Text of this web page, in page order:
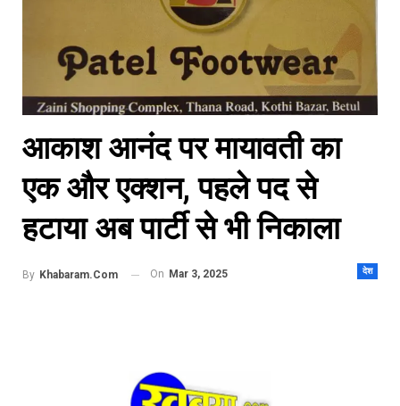
आकाश आनंद पर मायावती का
एक और एक्शन, पहले पद से
हटाया अब पार्टी से भी निकाला
देश
By Khabaram.Com On Mar 3, 2025